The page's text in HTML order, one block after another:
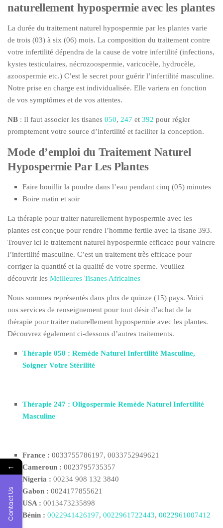
naturellement hypospermie avec les plantes
La durée du traitement naturel hypospermie par les plantes varie
de trois (03) à six (06) mois. La composition du traitement contre
votre infertilité dépendra de la cause de votre infertilité (infections,
kystes testiculaires, nécrozoospermie, varicocèle, hydrocèle,
azoospermie etc.) C’est le secret pour guérir l’infertilité masculine.
Notre prise en charge est individualisée. Elle variera en fonction
de vos symptômes et de vos attentes.
NB : Il faut associer les tisanes 050, 247 et 392 pour régler
promptement votre source d’infertilité et faciliter la conception.
Mode d’emploi du Traitement Naturel
Hypospermie Par Les Plantes
Faire bouillir la poudre dans l’eau pendant cinq (05) minutes
Boire matin et soir
La thérapie pour traiter naturellement hypospermie avec les
plantes est conçue pour rendre l’homme fertile avec la tisane 393.
Trouver ici le traitement naturel hypospermie efficace pour vaincre
l’infertilité masculine. C’est un traitement très efficace pour
corriger la quantité et la qualité de votre sperme. Veuillez
découvrir les Meilleures Tisanes Africaines
Nous sommes représentés dans plus de quinze (15) pays. Voici
nos services de renseignement pour tout désir d’achat de la
thérapie pour traiter naturellement hypospermie avec les plantes.
Découvrez également ci-dessous d’autres traitements.
Thérapie 050 : Remède Naturel Infertilité Masculine,
Soigner Votre Stérilité
Thérapie 247 : Oligospermie Remède Naturel Infertilité
Masculine
France : 0033755786197, 0033752949621
Cameroun : 0023795735357
Nigeria : 00234 908 132 3840
Gabon : 0024177855621
USA : 0013473235898
Bénin : 0022941426197, 0022961722443, 0022961007412
←
Contact Us